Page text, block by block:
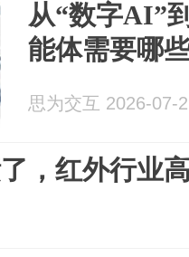
从“数字AI”
能体需要哪
思为交互 2026-07-
，红外行业